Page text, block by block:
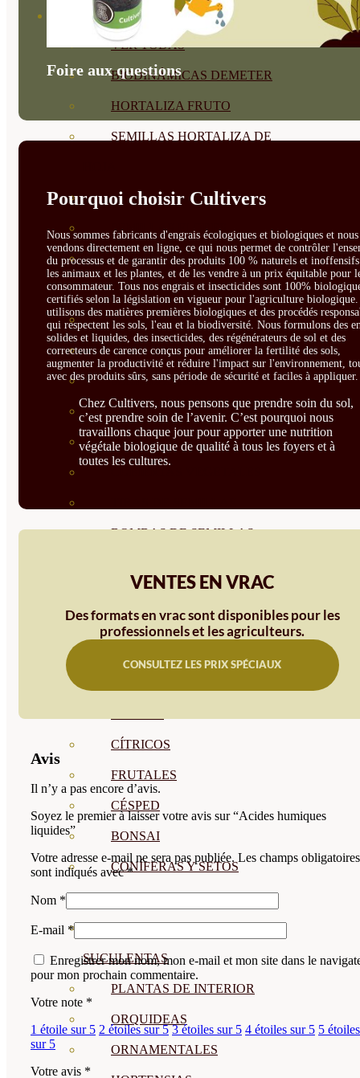
SEMILLAS
VER TODAS
BIODINÁMICAS DEMETER
HORTALIZA FRUTO
SEMILLAS HORTALIZA DE
SEMILLAS AROMÁTICAS
SEMILLAS FLORES
SEMILLAS FLORES
COMESTIBLES
SEMILLAS TRADICIONALES
SEMILLAS BRASICAS
SEMILLAS RAÍZ
SEMILLAS LEGUMINOSAS
MICROGREEN
BOMBAS DE SEMILLAS
PROFESIONALES
ABONOS POR CULTIVO
CÍTRICOS
FRUTALES
CÉSPED
BONSAI
CONÍFERAS Y SETOS
OLIVO
CACTUS, CRASAS Y
SUCULENTAS
PLANTAS DE INTERIOR
ORQUIDEAS
ORNAMENTALES
Foire aux questions
Pourquoi choisir Cultivers
Nous sommes fabricants d'engrais écologiques et biologiques et nous
vendons directement en ligne, ce qui nous permet de contrôler
du processus et de garantir des produits 100 % naturels et
les animaux et les plantes, et de les vendre à un prix équitable pour
consommateur. Tous nos engrais et insecticides sont 100%
certifiés selon la législation en vigueur pour l'agriculture biologique.
utilisons des matières premières biologiques et des procédés
qui respectent les sols, l'eau et la biodiversité. Nous formulons des
solides et liquides, des insecticides, des régénérateurs de sol et des
correcteurs de carence conçus pour améliorer la fertilité des sols,
augmenter la productivité et réduire l'impact sur l'environnement,
avec des produits sûrs, sans période de sécurité et faciles à appliquer.
Chez Cultivers, nous pensons que prendre soin du sol,
c’est prendre soin de l’avenir. C’est pourquoi nous
travaillons chaque jour pour apporter une nutrition
végétale biologique de qualité à tous les foyers et à
toutes les cultures.
VENTES EN VRAC
Des formats en vrac sont disponibles pour les
professionnels et les agriculteurs.
CONSULTEZ LES PRIX SPÉCIAUX
Avis
Il n’y a pas encore d’avis.
Soyez le premier à laisser votre avis sur “Acides humiques
liquides”
Votre adresse e-mail ne sera pas publiée. Les champs obligatoires
sont indiqués avec*
Nom *
E-mail *
Enregistrer mon nom, mon e-mail et mon site dans le
pour mon prochain commentaire.
Votre note *
1 étoile sur 5 2 étoiles sur 5 3 étoiles sur 5 4 étoiles sur 5 5 étoiles
sur 5
Votre avis *